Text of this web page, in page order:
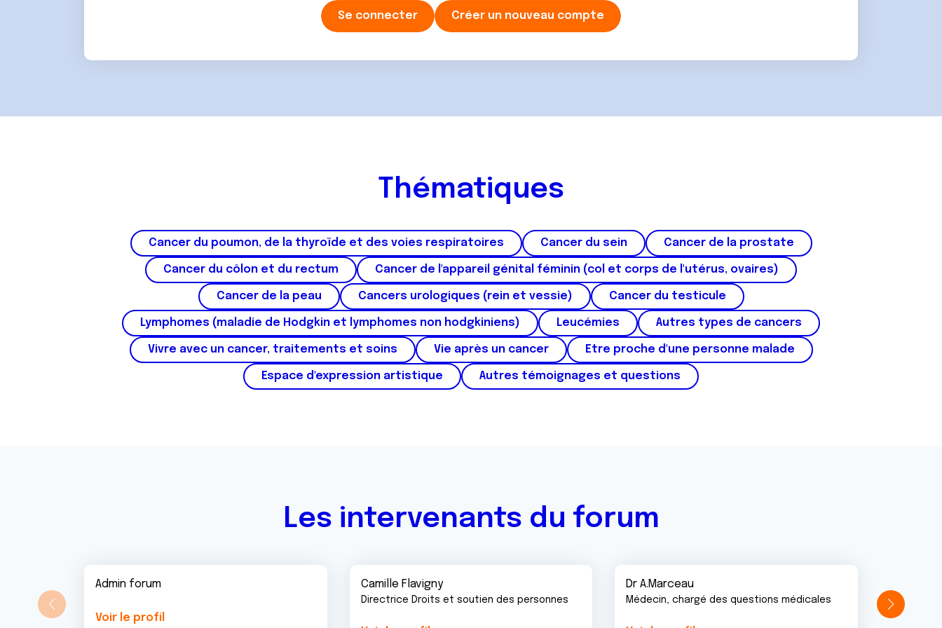
Se connecter Créer un nouveau compte
Thématiques
Cancer du poumon, de la thyroïde et des voies respiratoires Cancer du sein Cancer de la prostate
Cancer du côlon et du rectum Cancer de l'appareil génital féminin (col et corps de l'utérus, ovaires)
Cancer de la peau Cancers urologiques (rein et vessie) Cancer du testicule
Lymphomes (maladie de Hodgkin et lymphomes non hodgkiniens) Leucémies Autres types de cancers
Vivre avec un cancer, traitements et soins Vie après un cancer Etre proche d'une personne malade
Espace d'expression artistique Autres témoignages et questions
Les intervenants du forum
Admin forum
Voir le profil
Camille Flavigny
Directrice Droits et soutien des personnes
Dr A.Marceau
Médecin, chargé des questions médicales